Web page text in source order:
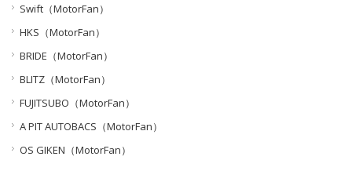
Swift（MotorFan）
HKS（MotorFan）
BRIDE（MotorFan）
BLITZ（MotorFan）
FUJITSUBO（MotorFan）
A PIT AUTOBACS（MotorFan）
OS GIKEN（MotorFan）